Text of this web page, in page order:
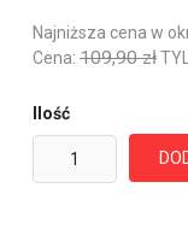
Najniższa cena w
Cena: 109,90 zł
Ilość